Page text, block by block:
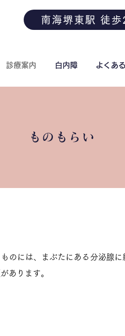
南海堺東駅 徒歩
診療案内 白内障 よくあ
ものもらい
ものには、まぶたにある分泌腺
あります。